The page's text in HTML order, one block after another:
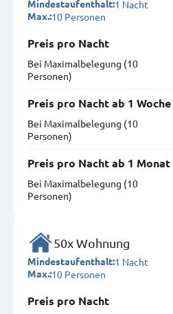
Mindestaufenthalt:1 Nacht
Max.:10 Personen
Preis pro Nacht
Bei Maximal­belegung (10
Personen)
Preis pro Nacht ab 1 Woche
Bei Maximal­belegung (10
Personen)
Preis pro Nacht ab 1 Monat
Bei Maximal­belegung (10
Personen)
50x Wohnung
Mindestaufenthalt:1 Nacht
Max.:10 Personen
Preis pro Nacht